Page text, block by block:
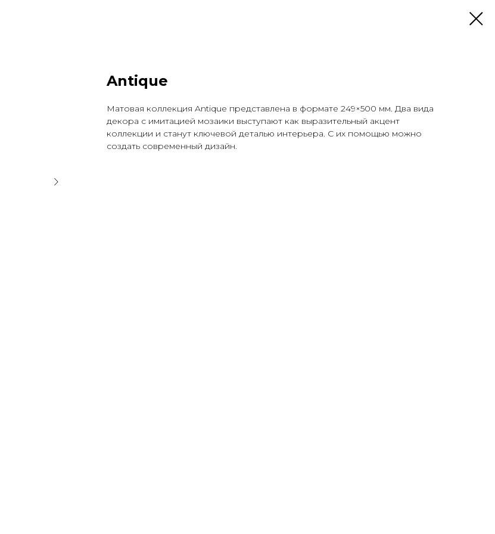
Antique
Матовая коллекция Antique представлена в формате 249×500 мм. Два вида
декора с имитацией мозаики выступают как выразительный акцент
коллекции и станут ключевой деталью интерьера. С их помощью можно
создать современный дизайн.